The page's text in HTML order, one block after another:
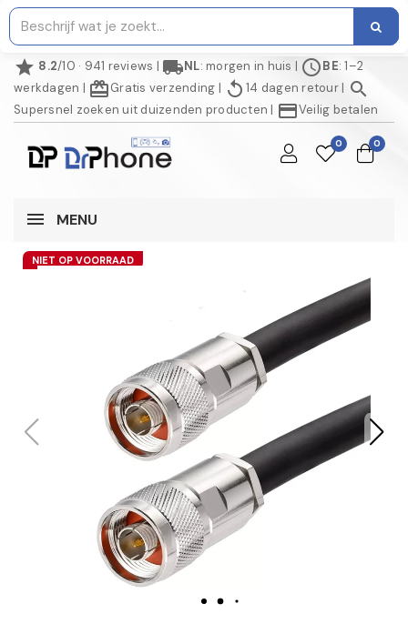
star 8.2/10 · 941 reviews | local_shippingNL: morgen in huis | scheduleBE: 1–2
werkdagen | redeemGratis verzending | replay 14 dagen retour| search
Supersnel zoeken uit duizenden producten | credit_cardVeilig betalen
0 0
MENU
NIET OP VOORRAAD